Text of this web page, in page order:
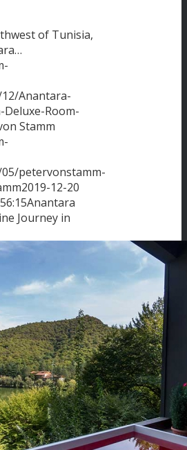
of Tunisia,
Anantara-
Room-
Stamm
petervonstamm-
2019-12-20
Anantara
Journey in